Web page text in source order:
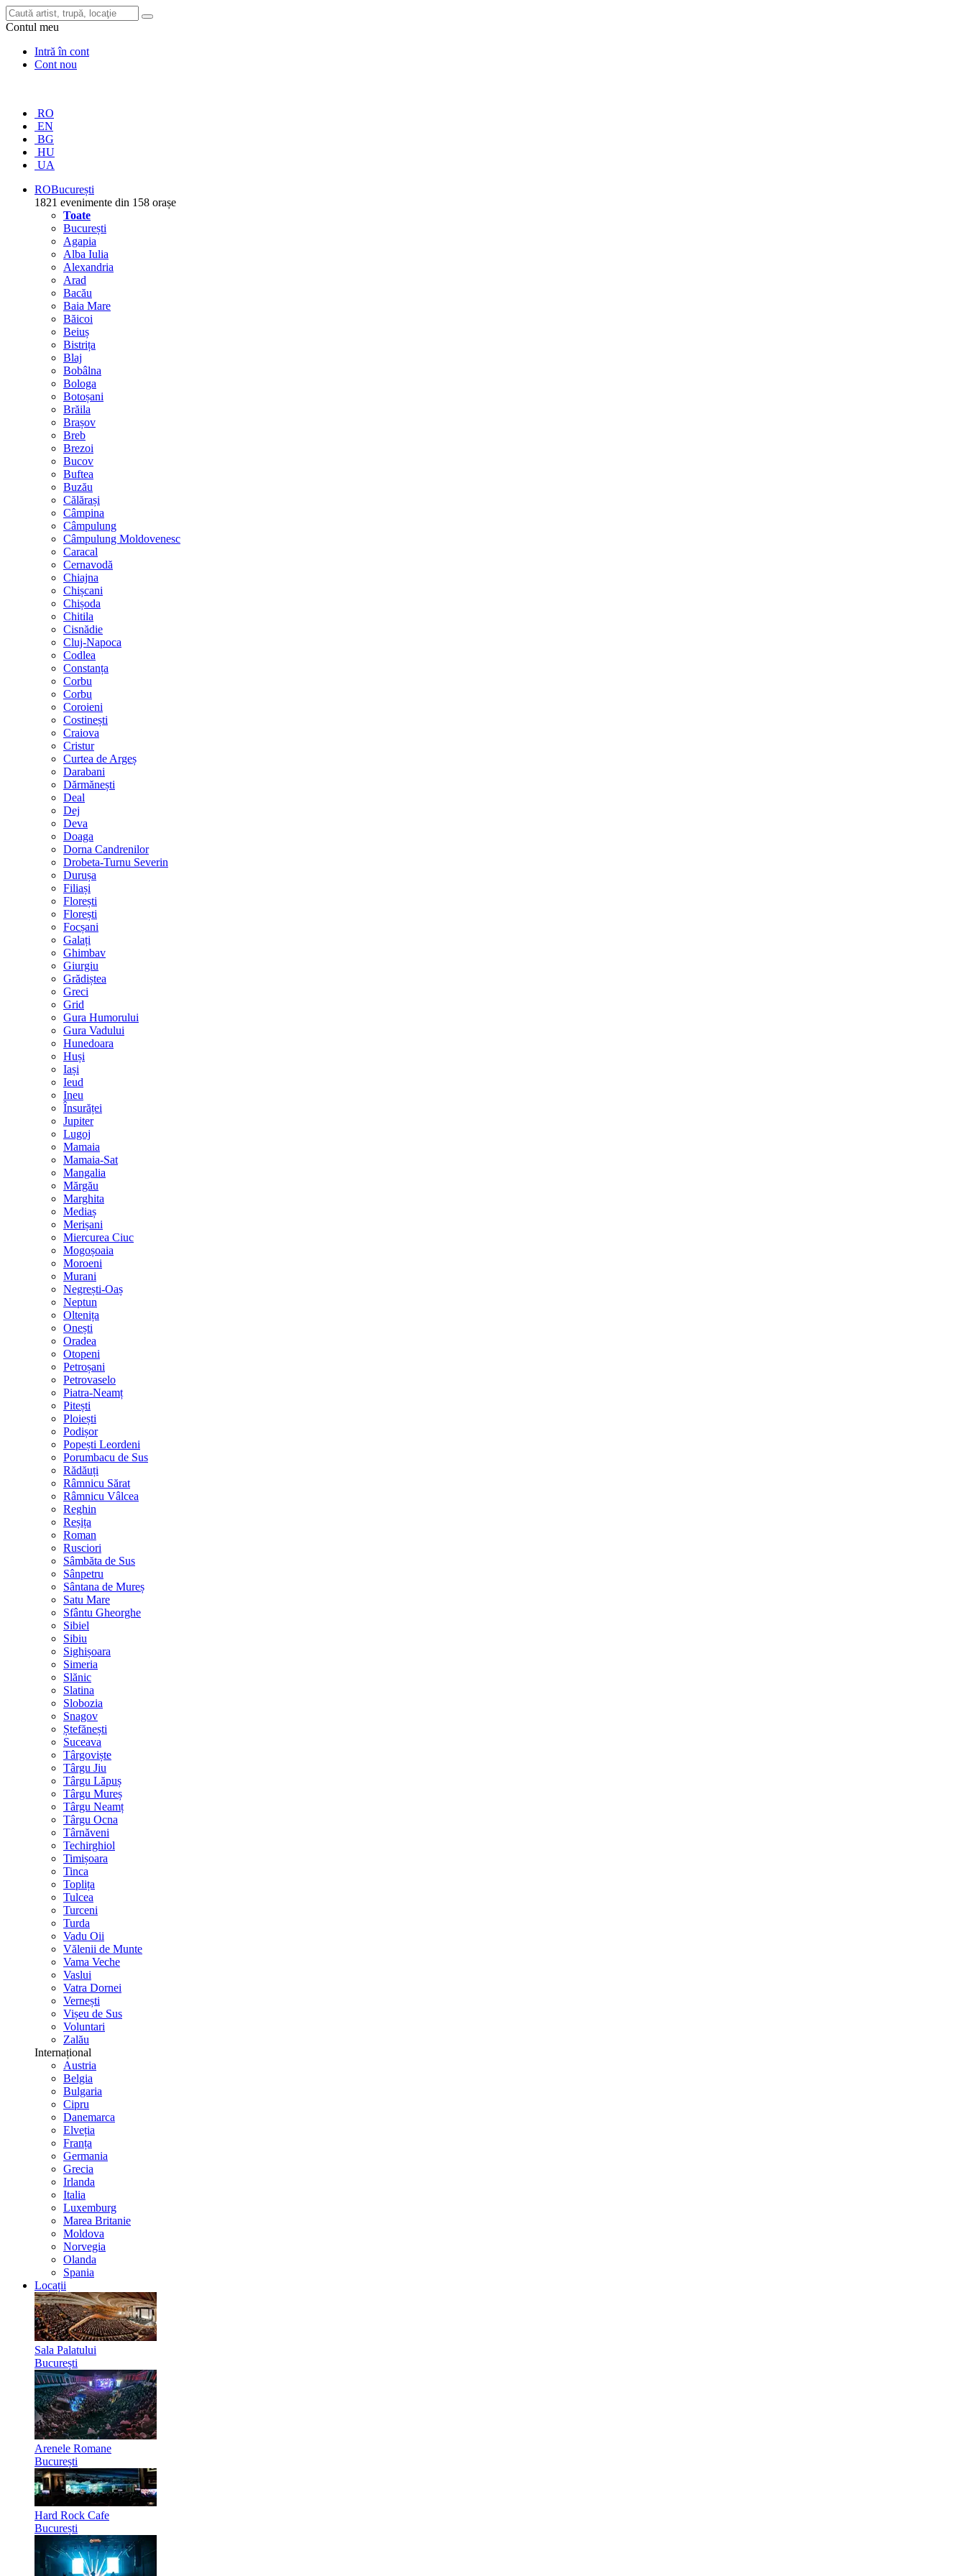
Contul meu
Intră în cont
Cont nou
RO
EN
BG
HU
UA
ROBucurești
1821 evenimente din 158 orașe
Toate
București
Agapia
Alba Iulia
Alexandria
Arad
Bacău
Baia Mare
Băicoi
Beiuș
Bistrița
Blaj
Bobâlna
Bologa
Botoșani
Brăila
Brașov
Breb
Brezoi
Bucov
Buftea
Buzău
Călărași
Câmpina
Câmpulung
Câmpulung Moldovenesc
Caracal
Cernavodă
Chiajna
Chișcani
Chișoda
Chitila
Cisnădie
Cluj-Napoca
Codlea
Constanța
Corbu
Corbu
Coroieni
Costinești
Craiova
Cristur
Curtea de Argeș
Darabani
Dărmănești
Deal
Dej
Deva
Doaga
Dorna Candrenilor
Drobeta-Turnu Severin
Durușa
Filiași
Florești
Florești
Focșani
Galați
Ghimbav
Giurgiu
Grădiștea
Greci
Grid
Gura Humorului
Gura Vadului
Hunedoara
Huși
Iași
Ieud
Ineu
Însurăței
Jupiter
Lugoj
Mamaia
Mamaia-Sat
Mangalia
Mărgău
Marghita
Mediaș
Merișani
Miercurea Ciuc
Mogoșoaia
Moroeni
Murani
Negrești-Oaș
Neptun
Oltenița
Onești
Oradea
Otopeni
Petroșani
Petrovaselo
Piatra-Neamț
Pitești
Ploiești
Podișor
Popești Leordeni
Porumbacu de Sus
Rădăuți
Râmnicu Sărat
Râmnicu Vâlcea
Reghin
Reșița
Roman
Rusciori
Sâmbăta de Sus
Sânpetru
Sântana de Mureș
Satu Mare
Sfântu Gheorghe
Sibiel
Sibiu
Sighișoara
Simeria
Slănic
Slatina
Slobozia
Snagov
Ștefănești
Suceava
Târgoviște
Târgu Jiu
Târgu Lăpuș
Târgu Mureș
Târgu Neamț
Târgu Ocna
Târnăveni
Techirghiol
Timișoara
Tinca
Toplița
Tulcea
Turceni
Turda
Vadu Oii
Vălenii de Munte
Vama Veche
Vaslui
Vatra Dornei
Vernești
Vișeu de Sus
Voluntari
Zalău
Internațional
Austria
Belgia
Bulgaria
Cipru
Danemarca
Elveția
Franța
Germania
Grecia
Irlanda
Italia
Luxemburg
Marea Britanie
Moldova
Norvegia
Olanda
Spania
Locații
Sala Palatului
București
Arenele Romane
București
Hard Rock Cafe
București